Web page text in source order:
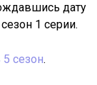
дату
1 серии.
5 сезон.